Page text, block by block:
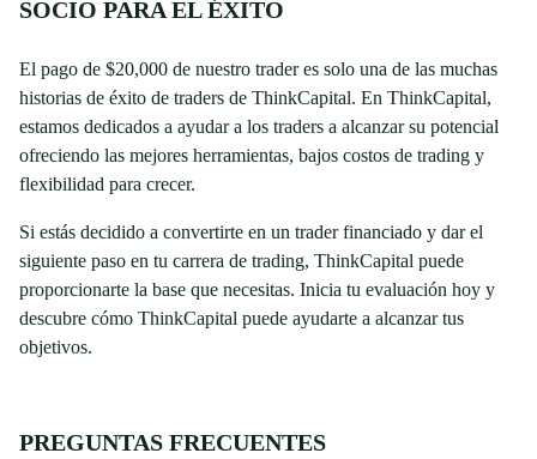
SOCIO PARA EL ÉXITO
El pago de $20,000 de nuestro trader es solo una de las muchas
historias de éxito de traders de ThinkCapital. En ThinkCapital,
estamos dedicados a ayudar a los traders a alcanzar su potencial
ofreciendo las mejores herramientas, bajos costos de trading y
flexibilidad para crecer.
Si estás decidido a convertirte en un trader financiado y dar el
siguiente paso en tu carrera de trading, ThinkCapital puede
proporcionarte la base que necesitas. Inicia tu evaluación hoy y
descubre cómo ThinkCapital puede ayudarte a alcanzar tus
objetivos.
PREGUNTAS FRECUENTES